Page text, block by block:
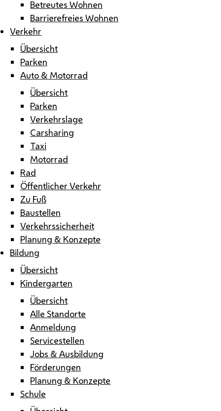
Betreutes Wohnen
Barrierefreies Wohnen
Verkehr
Übersicht
Parken
Auto & Motorrad
Übersicht
Parken
Verkehrslage
Carsharing
Taxi
Motorrad
Rad
Öffentlicher Verkehr
Zu Fuß
Baustellen
Verkehrssicherheit
Planung & Konzepte
Bildung
Übersicht
Kindergarten
Übersicht
Alle Standorte
Anmeldung
Servicestellen
Jobs & Ausbildung
Förderungen
Planung & Konzepte
Schule